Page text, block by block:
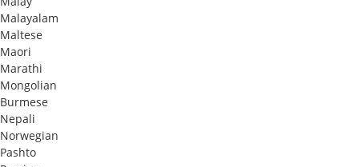
Malayalam
Maltese
Maori
Marathi
Mongolian
Burmese
Nepali
Norwegian
Pashto